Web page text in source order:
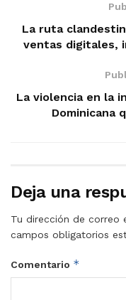
La ruta
ventas digitales,
La violencia en la
Dominicana
Deja una
Tu dirección de correo
campos obligatorios
Comentario *